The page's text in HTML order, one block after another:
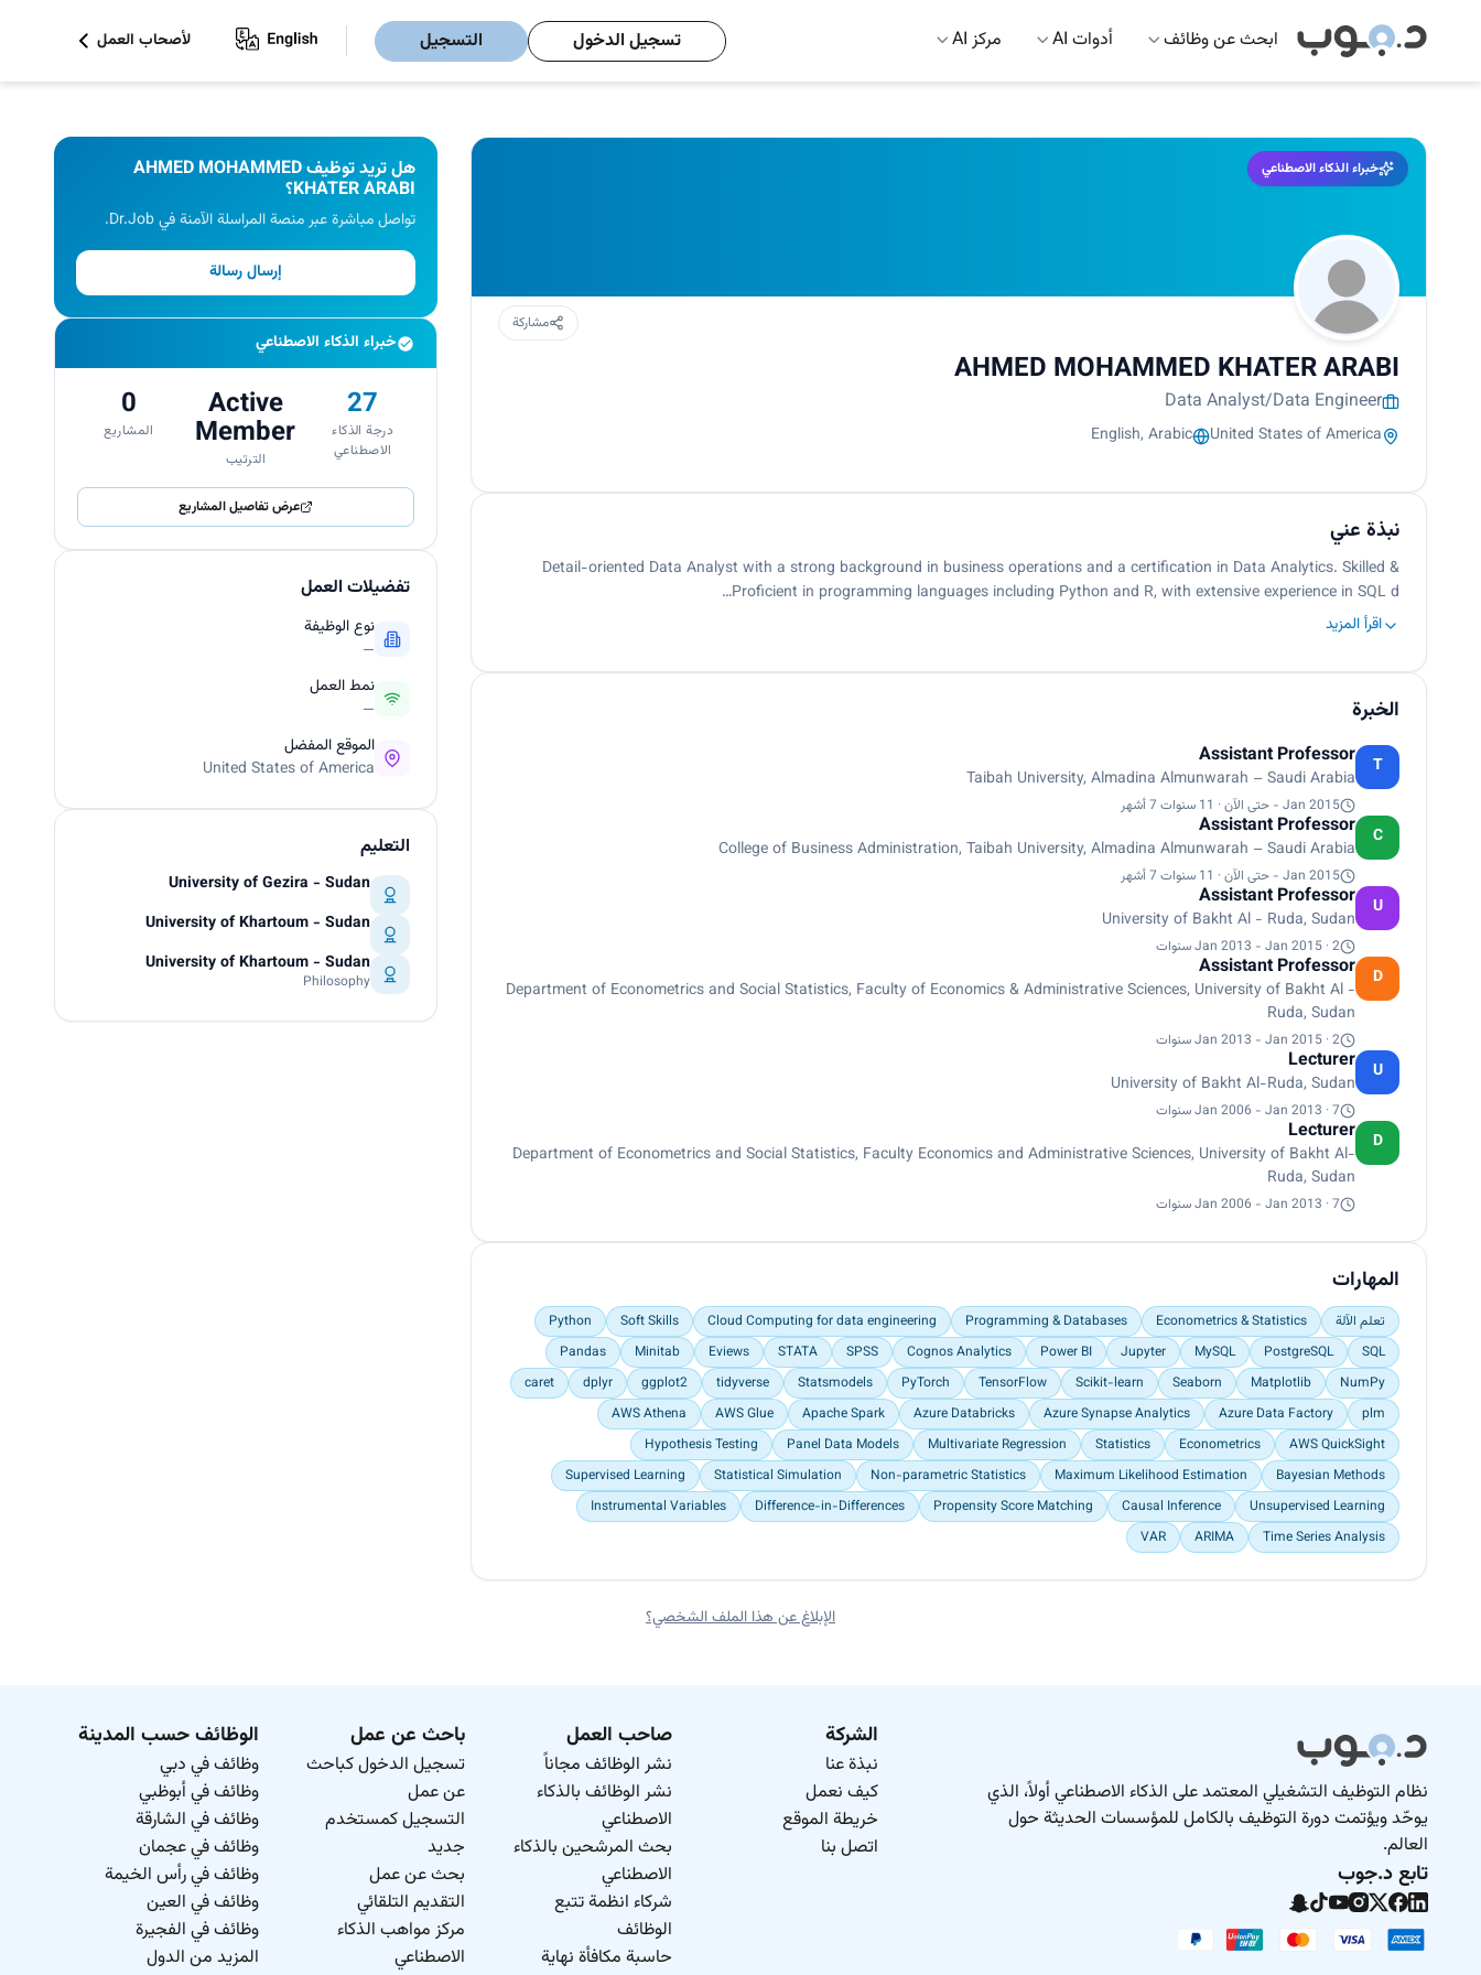
ابحث عن وظائف أدوات AI مركز AI تسجيل الدخول التسجيل لأصحاب العمل
خبراء الذكاء الاصطناعي
مشاركة
AHMED MOHAMMED KHATER ARABI
Data Analyst/Data Engineer
United States of America
English, Arabic
نبذة عني
Detail-oriented Data Analyst with a strong background in business operations and a certification in Data Analytics. Skilled &
Proficient in programming languages including Python and R, with extensive experience in SQL d…
اقرأ المزيد
الخبرة
T
Assistant Professor
Taibah University, Almadina Almunwarah – Saudi Arabia
Jan 2015 - حتى الآن · 11 سنوات 7 أشهر
C
Assistant Professor
College of Business Administration, Taibah University, Almadina Almunwarah – Saudi Arabia
Jan 2015 - حتى الآن · 11 سنوات 7 أشهر
U
Assistant Professor
University of Bakht Al - Ruda, Sudan
Jan 2013 - Jan 2015 · 2 سنوات
D
Assistant Professor
Department of Econometrics and Social Statistics, Faculty of Economics & Administrative Sciences, University of Bakht Al -
Ruda, Sudan
Jan 2013 - Jan 2015 · 2 سنوات
U
Lecturer
University of Bakht Al-Ruda, Sudan
Jan 2006 - Jan 2013 · 7 سنوات
D
Lecturer
Department of Econometrics and Social Statistics, Faculty Economics and Administrative Sciences, University of Bakht Al-
Ruda, Sudan
Jan 2006 - Jan 2013 · 7 سنوات
المهارات
تعلم الآلة Econometrics & Statistics
Programming & Databases
Cloud Computing for data engineering
Soft Skills
Python
SQL
PostgreSQL
MySQL
Jupyter
Power BI
Cognos Analytics
SPSS
STATA
Eviews
Minitab
Pandas
NumPy
Matplotlib
Seaborn
Scikit-learn
TensorFlow
PyTorch
Statsmodels
tidyverse
ggplot2
dplyr
caret
plm
Azure Data Factory
Azure Synapse Analytics
Azure Databricks
Apache Spark
AWS Glue
AWS Athena
AWS QuickSight
Econometrics
Statistics
Multivariate Regression
Panel Data Models
Hypothesis Testing
Bayesian Methods
Maximum Likelihood Estimation
Non-parametric Statistics
Statistical Simulation
Supervised Learning
Unsupervised Learning
Causal Inference
Propensity Score Matching
Difference-in-Differences
Instrumental Variables
Time Series Analysis
ARIMA
VAR
هل تريد توظيف AHMED MOHAMMED
KHATER ARABI؟
تواصل مباشرة عبر منصة المراسلة الآمنة في Dr.Job.
إرسال رسالة
خبراء الذكاء الاصطناعي
27
درجة الذكاء
الاصطناعي
Active
Member
الترتيب
0
المشاريع
عرض تفاصيل المشاريع
تفضيلات العمل
نوع الوظيفة
—
نمط العمل
—
الموقع المفضل
United States of America
التعليم
University of Gezira - Sudan
University of Khartoum - Sudan
University of Khartoum - Sudan
Philosophy
الإبلاغ عن هذا الملف الشخصي؟
نظام التوظيف التشغيلي المعتمد على الذكاء الاصطناعي أولاً، الذي
يوحّد ويؤتمت دورة التوظيف بالكامل للمؤسسات الحديثة حول
العالم.
تابع د.جوب
الشركة
نبذة عنا
كيف نعمل
خريطة الموقع
اتصل بنا
صاحب العمل
نشر الوظائف مجاناً
نشر الوظائف بالذكاء
الاصطناعي
بحث المرشحين بالذكاء
الاصطناعي
شركاء انظمة تتبع
الوظائف
حاسبة مكافأة نهاية
باحث عن عمل
تسجيل الدخول كباحث
عن عمل
التسجيل كمستخدم
جديد
بحث عن عمل
التقديم التلقائي
مركز مواهب الذكاء
الاصطناعي
الوظائف حسب المدينة
وظائف في دبي
وظائف في أبوظبي
وظائف في الشارقة
وظائف في عجمان
وظائف في رأس الخيمة
وظائف في العين
وظائف في الفجيرة
المزيد من الدول